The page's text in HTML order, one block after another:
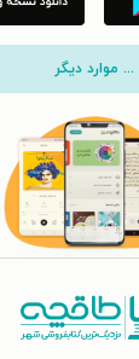
... موارد دیگر